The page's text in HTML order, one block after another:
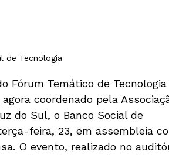
de Tecnologia
Fórum Temático de Tecnologia
coordenado pela
do Sul, o Banco Social de
feira, 23, em assembleia
O evento, realizado no